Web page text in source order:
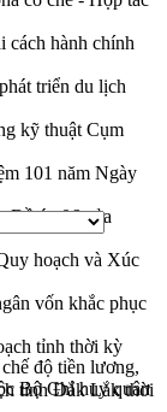
cách hành chính
triển du lịch
kỹ thuật Cụm
101 năm Ngày
Đề án 06 của
hoạch và Xúc
vốn khắc phục
tỉnh thời kỳ
tỉnh Đắk Lắk thời
độ tiền lương,
Bộ Chỉ huy quân